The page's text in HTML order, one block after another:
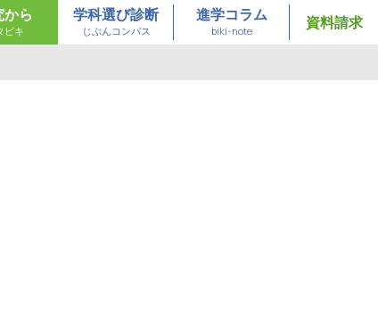
から
ビキ
学科選び診断
じぶんコンパス
進学コラム
biki-note
資料請求